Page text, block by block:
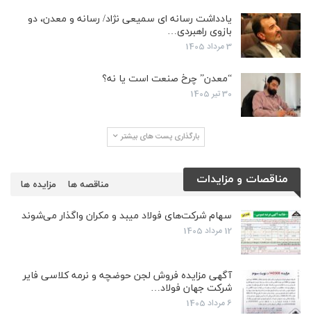
یادداشت رسانه ای سمیعی نژاد/ رسانه و معدن، دو
بازوی راهبردی…
3 مرداد 1405
“معدن” چرخ صنعت است یا نه؟
30 تیر 1405
بارگذاری پست های بیشتر
مناقصات و مزایدات مزایده ها مناقصه ها
سهام شرکت‌های فولاد میبد و مکران واگذار می‌شوند
12 مرداد 1405
آگهی مزایده فروش لجن حوضچه و نرمه کلاسی فایر
شرکت جهان فولاد…
6 مرداد 1405